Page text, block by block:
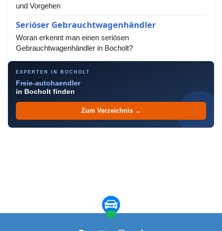
und Vorgehen
Seriöser Gebrauchtwagenhändler
Woran erkennt man einen seriösen
Gebrauchtwagenhändler in Bocholt?
EXPERTEN IN BOCHOLT
Freie-autohaendler
in Bocholt finden
Zum Verzeichnis →